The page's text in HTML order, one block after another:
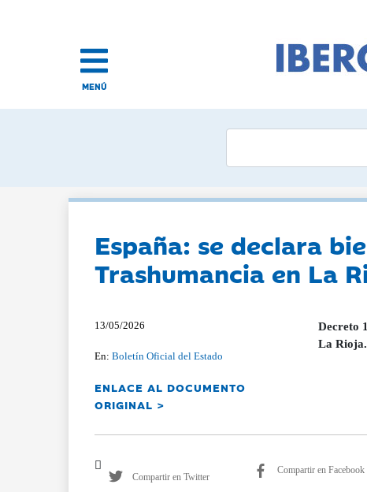
MENÚ
España: se declara
Trashumancia en La
13/05/2026
En:Boletín Oficial del Estado
ENLACE AL DOCUMENTO
ORIGINAL >
Decreto
La Rioja.
Compartir en Twitter
Compartir en Facebook